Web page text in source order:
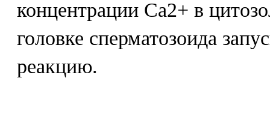
концентрации Са2+ в
головке сперматозоида
реакцию.